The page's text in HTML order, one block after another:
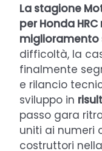
La stagione
per Honda
miglioramento
difficoltà, la
finalmente
e rilancio
sviluppo in
passo gara
uniti ai numeri
costruttori